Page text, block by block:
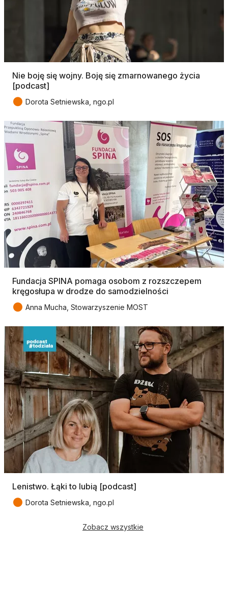
Nie boję się wojny. Boję się zmarnowanego życia
[podcast]
● Dorota Setniewska, ngo.pl
Fundacja SPINA pomaga osobom z rozszczepem
kręgosłupa w drodze do samodzielności
● Anna Mucha, Stowarzyszenie MOST
Lenistwo. Łąki to lubią [podcast]
● Dorota Setniewska, ngo.pl
Zobacz wszystkie